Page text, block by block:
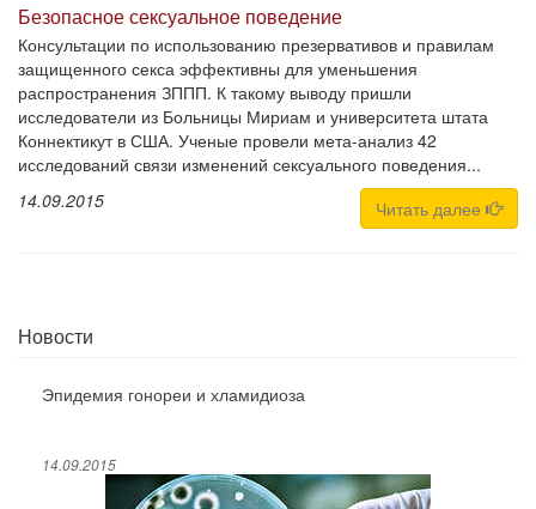
Безопасное сексуальное поведение
Консультации по использованию презервативов и правилам
защищенного секса эффективны для уменьшения
распространения ЗППП. К такому выводу пришли
исследователи из Больницы Мириам и университета штата
Коннектикут в США. Ученые провели мета-анализ 42
исследований связи изменений сексуального поведения...
14.09.2015
Читать далее
Новости
Эпидемия гонореи и хламидиоза
14.09.2015